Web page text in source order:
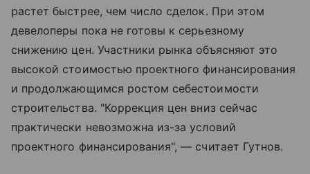
растет быстрее, чем число сделок. При этом
девелоперы пока не готовы к серьезному
снижению цен. Участники рынка объясняют это
высокой стоимостью проектного финансирования
и продолжающимся ростом себестоимости
строительства. "Коррекция цен вниз сейчас
практически невозможна из-за условий
проектного финансирования", — считает Гутнов.